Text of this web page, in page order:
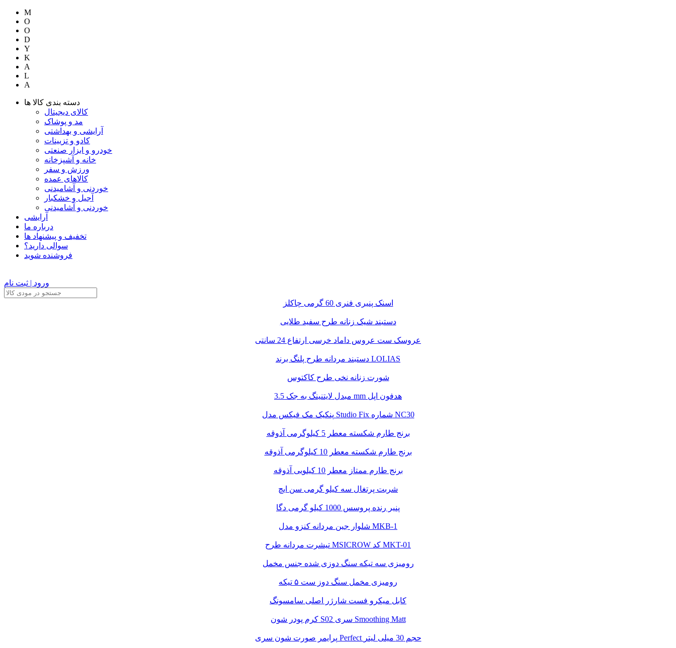
M
O
O
D
Y
K
A
L
A
دسته بندی کالا ها
کالای دیجیتال
مد و پوشاک
آرایشی و بهداشتی
کادو و تزیینات
خودرو و ابزار صنعتی
خانه و آشپزخانه
ورزش و سفر
کالاهای عمده
خوردنی و آشامیدنی
آجیل و خشکبار
خوردنی و آشامیدنی
آرایشی
درباره ما
تخفیف و پیشنهاد ها
سوالی دارید؟
فروشنده شوید
ورود | ثبت نام
اسنک پنیری فنری 60 گرمی چاکلز
دستبند شیک زنانه طرح سفید طلایی
عروسک ست عروس داماد خرسی ارتفاع 24 سانتی
دستبند مردانه طرح پلنگ برند LOLIAS
شورت زنانه نخی طرح کاکتوس
مبدل لایتنینگ به جک 3.5 mm هدفون اپل
پنکیک مک فیکس مدل Studio Fix شماره NC30
برنج طارم شکسته معطر 5 کیلوگرمی آذوقه
برنج طارم شکسته معطر 10 کیلوگرمی آذوقه
برنج طارم ممتاز معطر 10 کیلویی آذوقه
شربت پرتغال سه کیلو گرمی سن ایچ
پنیر رنده پروسس 1000 کیلو گرمی دگا
شلوار جین مردانه کنزو مدل MKB-1
تیشرت مردانه طرح MSICROW کد MKT-01
رومیزی سه تیکه سنگ دوزی شده جنس مخمل
رومیزی مخمل سنگ دوز ست ۵ تیکه
کابل میکرو فست شارژر اصلی سامسونگ
کرم پودر شون S02 سری Smoothing Matt
پرایمر صورت شون سری Perfect حجم 30 میلی لیتر